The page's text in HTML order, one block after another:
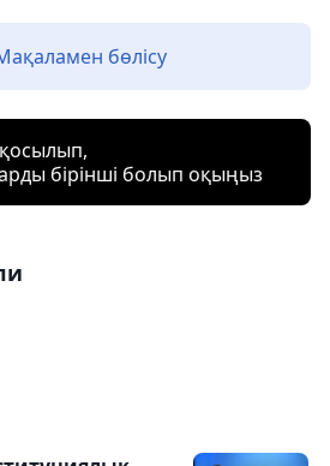
бөлісу
бірінші болып оқыңыз